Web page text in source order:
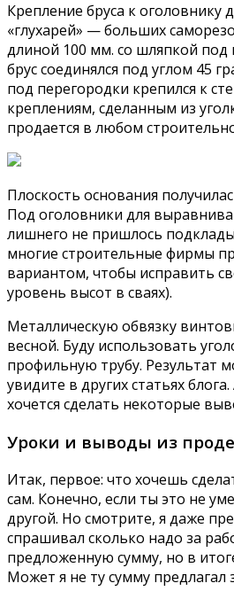
Крепление бруса к
«глухарей» — больших
длиной 100 мм. со шляпкой под
брус соединялся под углом 45
под перегородки крепился к
креплениям, сделанным из
продается в любом
Плоскость основания
Под оголовники для
лишнего не пришлось
многие строительные фирмы
вариантом, чтобы исправить
уровень высот в сваях).
Металлическую обвязку
весной. Буду использовать
профильную трубу. Результат
увидите в других статьях
хочется сделать некоторые
Уроки и выводы из
Итак, первое: что хочешь
сам. Конечно, если ты это не
другой. Но смотрите, я даже
спрашивал сколько надо за
предложенную сумму, но в
Может я не ту сумму предлагал